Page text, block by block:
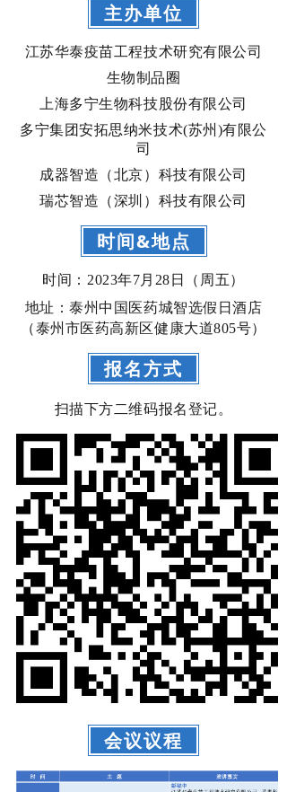
主办单位
江苏华泰疫苗工程技术研究有限公司
生物制品圈
上海多宁生物科技股份有限公司
多宁集团安拓思纳米技术(苏州)有限公
司
成器智造（北京）科技有限公司
瑞芯智造（深圳）科技有限公司
时间&地点
时间：2023年7月28日（周五）
地址：泰州中国医药城智选假日酒店
（泰州市医药高新区健康大道805号）
报名方式
扫描下方二维码报名登记。
会议议程